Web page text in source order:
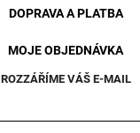
DOPRAVA A PLATBA
MOJE OBJEDNÁVKA
ROZZÁŘÍME VÁŠ E-MAIL